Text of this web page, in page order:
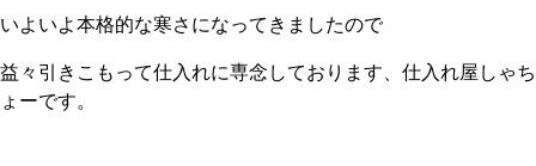
いよいよ本格的な寒さになってきましたので
益々引きこもって仕入れに専念しております、仕入れ屋しゃち
ょーです。